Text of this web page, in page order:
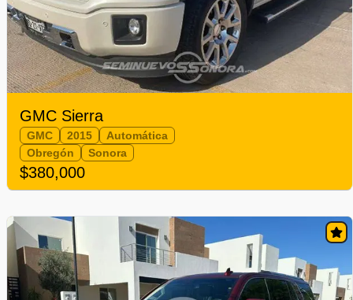
GMC Sierra
GMC 2015
Automática
Obregón
Sonora
$380,000